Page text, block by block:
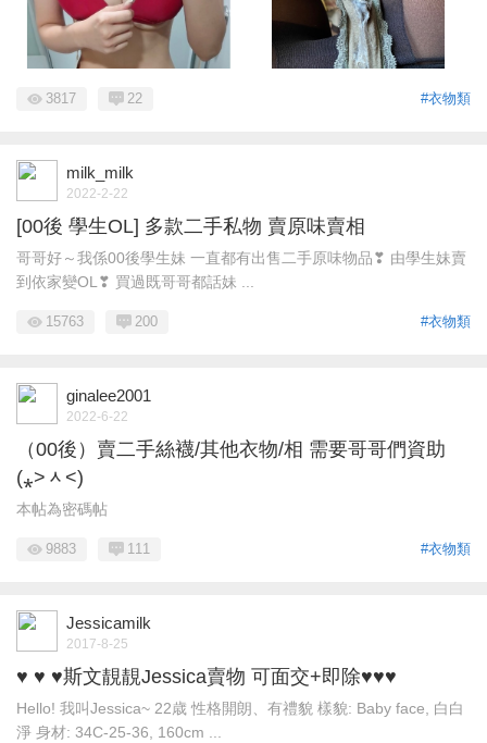
#衣物類
3817 22
milk_milk
2022-2-22
[00後 學生OL] 多款二手私物 賣原味賣相
哥哥好～我係00後學生妹 一直都有出售二手原味物品❣ 由學生妹賣
到依家變OL❣ 買過既哥哥都話妹 ...
#衣物類
15763 200
ginalee2001
2022-6-22
（00後）賣二手絲襪/其他衣物/相 需要哥哥們資助
(⁎˃ᆺ˂)
本帖為密碼帖
#衣物類
9883 111
Jessicamilk
2017-8-25
♥ ♥ ♥斯文靚靚Jessica賣物 可面交+即除♥♥♥
Hello! 我叫Jessica~ 22歳 性格開朗、有禮貌 樣貌: Baby face, 白白
淨 身材: 34C-25-36, 160cm ...